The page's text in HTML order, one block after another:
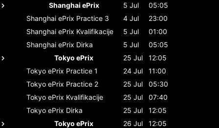
Shanghai ePrix
5 Jul
05:05
Shanghai ePrix Practice 3 4 Jul
23:00
Shanghai ePrix Kvalifikacije 5 Jul
01:00
Shanghai ePrix Dirka 5 Jul
05:05
Tokyo ePrix
25 Jul
12:05
Tokyo ePrix Practice 1 24 Jul
11:00
Tokyo ePrix Practice 2 25 Jul
05:30
Tokyo ePrix Kvalifikacije 25 Jul
07:40
Tokyo ePrix Dirka 25 Jul
12:05
Tokyo ePrix
26 Jul
12:05